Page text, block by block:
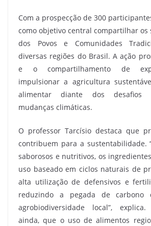
Com a prospecção de 300
como objetivo central compartilhar os
dos Povos e Comunidades
diversas regiões do Brasil. A ação
e o compartilhamento de
impulsionar a agricultura
alimentar diante dos desafios
mudanças climáticas.
O professor Tarcísio destaca que
contribuem para a sustentabilidade.
saborosos e nutritivos, os
uso baseado em ciclos naturais de
alta utilização de defensivos e
reduzindo a pegada de carbono
agrobiodiversidade local”,
ainda, que o uso de alimentos